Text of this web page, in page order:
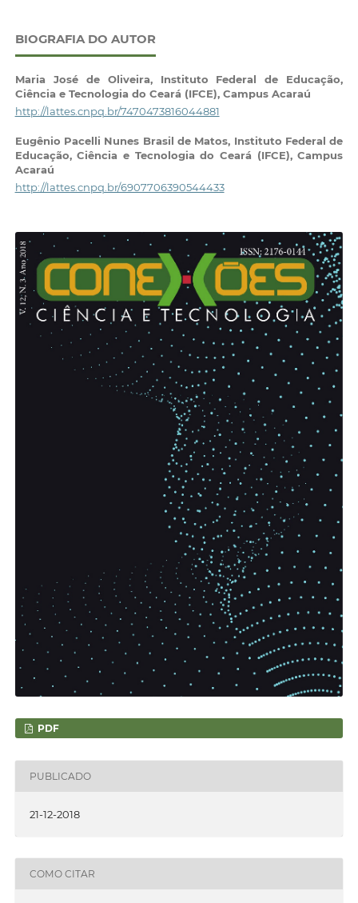
BIOGRAFIA DO AUTOR
Maria José de Oliveira, Instituto Federal de Educação,
Ciência e Tecnologia do Ceará (IFCE), Campus Acaraú
http://lattes.cnpq.br/7470473816044881
Eugênio Pacelli Nunes Brasil de Matos, Instituto Federal de
Educação, Ciência e Tecnologia do Ceará (IFCE), Campus
Acaraú
http://lattes.cnpq.br/6907706390544433
PDF
PUBLICADO
21-12-2018
COMO CITAR